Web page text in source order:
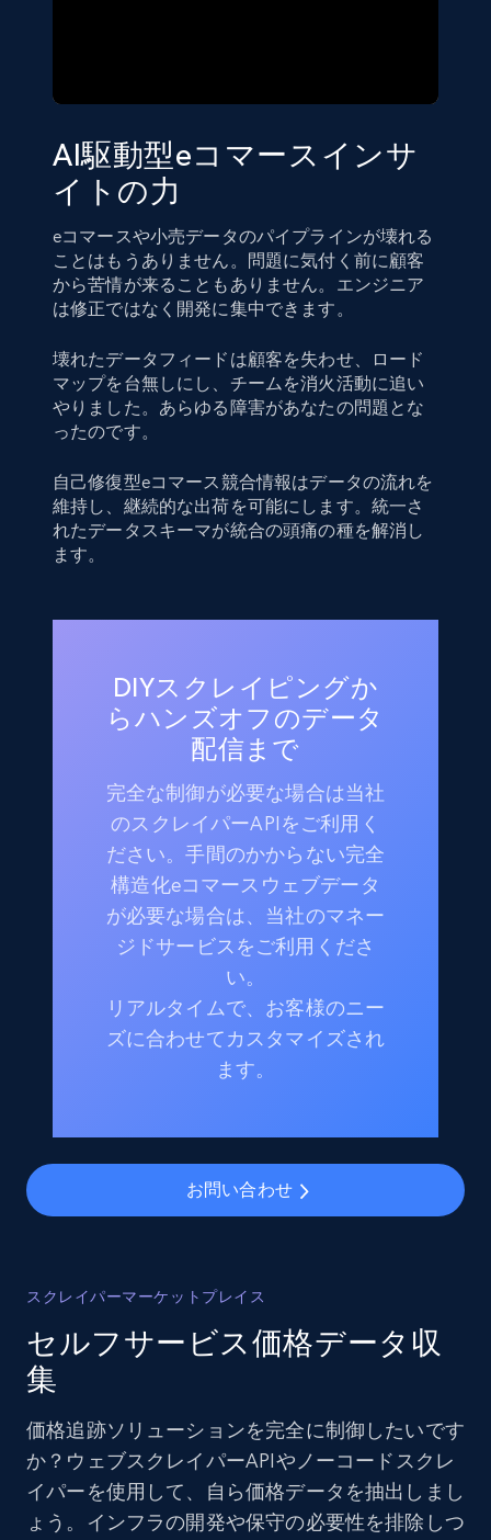
AI駆動型eコマースインサ
イトの力
eコマースや小売データのパイプラインが壊れる
ことはもうありません。問題に気付く前に顧客
から苦情が来ることもありません。エンジニア
は修正ではなく開発に集中できます。
壊れたデータフィードは顧客を失わせ、ロード
マップを台無しにし、チームを消火活動に追い
やりました。あらゆる障害があなたの問題とな
ったのです。
自己修復型eコマース競合情報はデータの流れを
維持し、継続的な出荷を可能にします。統一さ
れたデータスキーマが統合の頭痛の種を解消し
ます。
DIYスクレイピングか
らハンズオフのデータ
配信まで
完全な制御が必要な場合は当社
のスクレイパーAPIをご利用く
ださい。手間のかからない完全
構造化eコマースウェブデータ
が必要な場合は、当社のマネー
ジドサービスをご利用くださ
い。
リアルタイムで、お客様のニー
ズに合わせてカスタマイズされ
ます。
お問い合わせ
スクレイパーマーケットプレイス
セルフサービス価格データ収
集
価格追跡ソリューションを完全に制御したいです
か？ウェブスクレイパーAPIやノーコードスクレ
イパーを使用して、自ら価格データを抽出しまし
ょう。インフラの開発や保守の必要性を排除しつ